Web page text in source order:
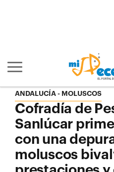
Mostrar/ocultar navegación
ANDALUCÍA - MOLUSCOS
Cofradía de
Sanlúcar
con una
moluscos